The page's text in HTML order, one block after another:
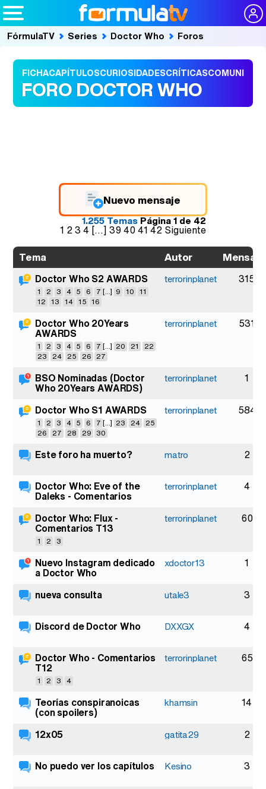
FórmulaTV Series Doctor Who Foros
FICHACAPÍTULOSCURIOSIDADESCRÍTICASCOMUNIDAD
FORO DOCTOR WHO
Nuevo mensaje
1.255 TemasPágina1de42
1 234 [...] 394041 42 Siguiente
Tema
Autor
Doctor Who S2 AWARDS
1 2 3 4 5 6 7 [...] 9 10 11
12 13 14 15 16
terrorinplanet 315
Doctor Who 20Years
AWARDS
1 2 3 4 5 6 7 [...] 20 21
22
23
24 25 26 27
terrorinplanet 531
BSO Nominadas (Doctor
Who 20Years AWARDS)
terrorinplanet 1
Doctor Who S1 AWARDS
1 2 3 4 5 6 7 [...] 23 24 25
26
27 28 29 30
terrorinplanet 584
Este foro ha muerto? matro 2
Doctor Who: Eve of the
Daleks - Comentarios
terrorinplanet 4
Doctor Who: Flux -
Comentarios T13
1 2 3
terrorinplanet 60
Nuevo Instagram dedicado
a Doctor Who
xdoctor13 1
nueva consulta utale3 3
Discord de Doctor Who DXXGX 4
Doctor Who - Comentarios
T12
1 2 3 4
terrorinplanet 65
Teorías conspiranoicas
(con spoilers)
khamsin 14
12x05 gatita29 2
No puedo ver los capítulos Kesino 3